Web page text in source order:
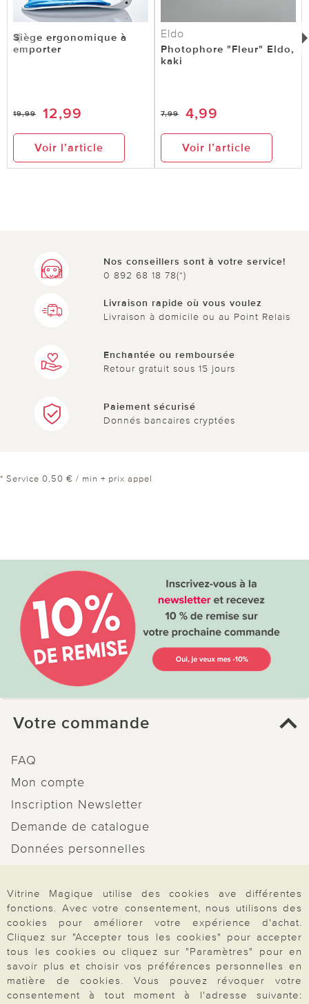
Siège ergonomique à
emporter
19,99 12,99
Voir l’article
Eldo
Photophore "Fleur" Eldo,
kaki
7,99 4,99
Voir l’article
Nos conseillers sont à votre service!
0 892 68 18 78(*)
Livraison rapide où vous voulez
Livraison à domicile ou au Point Relais
Enchantée ou remboursée
Retour gratuit sous 15 jours
Paiement sécurisé
Donnés bancaires cryptées
* Service 0,50 € / min + prix appel
Votre commande
FAQ
Mon compte
Inscription Newsletter
Demande de catalogue
Données personnelles
Rétractation
Paiement & Livraison
Vitrine Magique utilise des cookies ave différentes
fonctions. Avec votre consentement, nous utilisons des
cookies pour améliorer votre expérience d'achat.
Cliquez sur "Accepter tous les cookies" pour accepter
tous les cookies ou cliquez sur "Paramètres" pour en
savoir plus et choisir vos préférences personnelles en
matière de cookies. Vous pouvez révoquer votre
consentement à tout moment à l'adresse suivante: